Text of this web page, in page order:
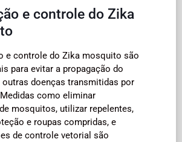
e controle do Zika
e controle do Zika mosquito são
para evitar a propagação do
outras doenças transmitidas por
como eliminar
mosquitos, utilizar repelentes,
e roupas compridas, e
de controle vetorial são